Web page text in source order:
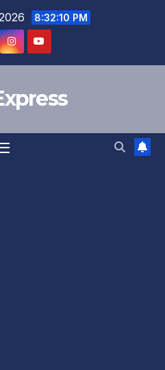
8:32:10 PM